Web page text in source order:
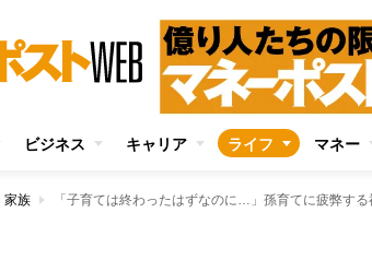
ビジネス キャリア ライフ マネー
家族